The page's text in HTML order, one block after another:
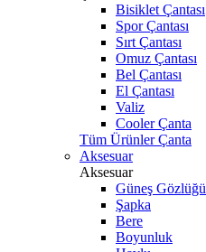
Bisiklet Çantası
Spor Çantası
Sırt Çantası
Omuz Çantası
Bel Çantası
El Çantası
Valiz
Cooler Çanta
Tüm Ürünler Çanta
Aksesuar
Aksesuar
Güneş Gözlüğü
Şapka
Bere
Boyunluk